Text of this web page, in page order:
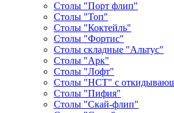
Столы "Порт флип"
Столы "Топ"
Столы "Коктейль"
Столы "Фортис"
Столы складные "Альтус"
Столы "Арк"
Столы "Лофт"
Столы "НСТ" с
Столы "Пифия"
Столы "Скай-флип"